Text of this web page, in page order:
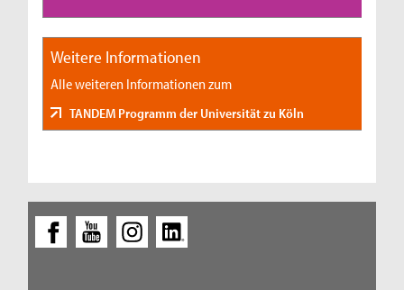
Weitere Informationen
Alle weiteren Informationen zum
TANDEM Programm der Universität zu Köln